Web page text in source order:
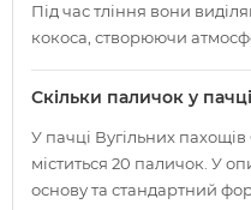
Під час тління вони
кокоса, створюючи
Скільки паличок у
У пачці Вугільних
міститься 20 паличок. У
основу та стандартний